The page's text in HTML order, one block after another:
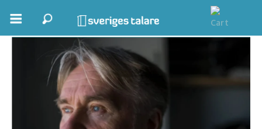
Samhällsnytta
Inspiration
Inspirerande Föreläsare
Per Nohr